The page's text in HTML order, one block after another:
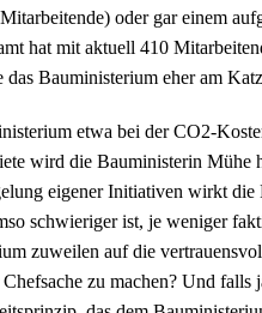
oder gar einem
hat mit aktuell 410
Bauministerium eher am
etwa bei der CO2-
wird die Bauministerin Mühe
eigener Initiativen wirkt
schwieriger ist, je weniger
zuweilen auf die
zu machen? Und